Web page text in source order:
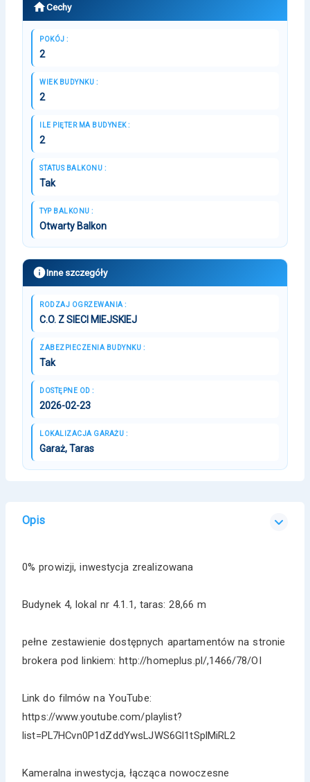
Cechy
POKÓJ :
2
WIEK BUDYNKU :
2
ILE PIĘTER MA BUDYNEK :
2
STATUS BALKONU :
Tak
TYP BALKONU :
Otwarty Balkon
Inne szczegóły
RODZAJ OGRZEWANIA :
C.O. Z SIECI MIEJSKIEJ
ZABEZPIECZENIA BUDYNKU :
Tak
DOSTĘPNE OD :
2026-02-23
LOKALIZACJA GARAŻU :
Garaż, Taras
Opis
0% prowizji, inwestycja zrealizowana
Budynek 4, lokal nr 4.1.1, taras: 28,66 m
pełne zestawienie dostępnych apartamentów na stronie
brokera pod linkiem: http://homeplus.pl/,1466/78/OI
Link do filmów na YouTube:
https://www.youtube.com/playlist?
list=PL7HCvn0P1dZddYwsLJWS6Gl1tSplMiRL2
Kameralna inwestycja, łącząca nowoczesne